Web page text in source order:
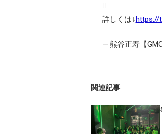
詳しくは↓https://
— 熊谷正寿【
関連記事